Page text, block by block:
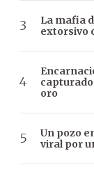
La mafia
extorsivo
oro
Un pozo
viral por